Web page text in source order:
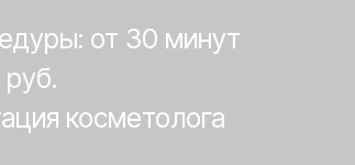
от 30 минут
косметолога